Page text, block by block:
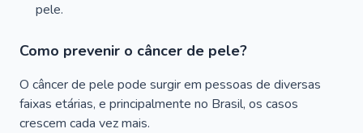
pele.
Como prevenir o câncer de pele?
O câncer de pele pode surgir em pessoas de diversas
faixas etárias, e principalmente no Brasil, os casos
crescem cada vez mais.